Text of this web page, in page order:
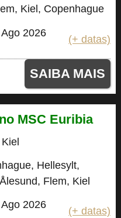
Kiel, Copenhague
2026
(+ datas)
SAIBA MAIS
no MSC Euribia
Hellesylt,
Flem, Kiel
2026
(+ datas)